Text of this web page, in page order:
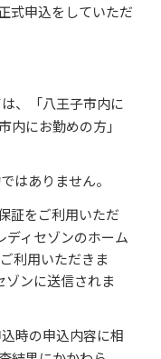
式申込をしていただ
、「八王子市内に
内にお勤めの方」
はありません。
証をご利用いただ
ディセゾンのホーム
利用いただきま
ゾンに送信されま
時の申込内容に相